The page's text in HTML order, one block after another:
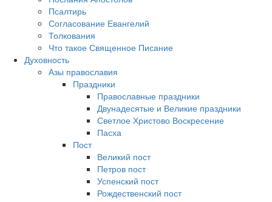
Псалтирь
Согласование Евангелий
Толкования
Что такое Священное Писание
Духовность
Азы православия
Праздники
Православные праздники
Двунадесятые и Великие праздники
Светлое Христово Воскресение
Пасха
Пост
Великий пост
Петров пост
Успенский пост
Рождественский пост